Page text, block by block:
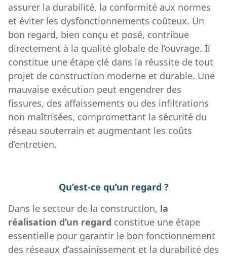
assurer la durabilité, la conformité aux normes
et éviter les dysfonctionnements coûteux. Un
bon regard, bien conçu et posé, contribue
directement à la qualité globale de l’ouvrage. Il
constitue une étape clé dans la réussite de tout
projet de construction moderne et durable. Une
mauvaise exécution peut engendrer des
fissures, des affaissements ou des infiltrations
non maîtrisées, compromettant la sécurité du
réseau souterrain et augmentant les coûts
d’entretien.
Qu’est-ce qu’un regard ?
Dans le secteur de la construction, la
réalisation d’un regard constitue une étape
essentielle pour garantir le bon fonctionnement
des réseaux d’assainissement et la durabilité des